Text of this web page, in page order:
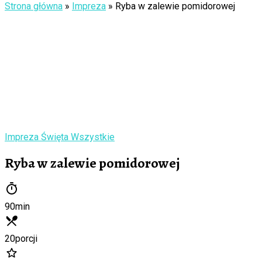
Strona główna » Impreza » Ryba w zalewie pomidorowej
Impreza Święta Wszystkie
Ryba w zalewie pomidorowej
90min
20porcji